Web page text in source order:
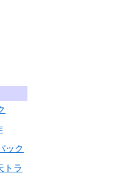
ック
トラ